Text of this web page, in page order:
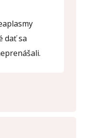
dať sa